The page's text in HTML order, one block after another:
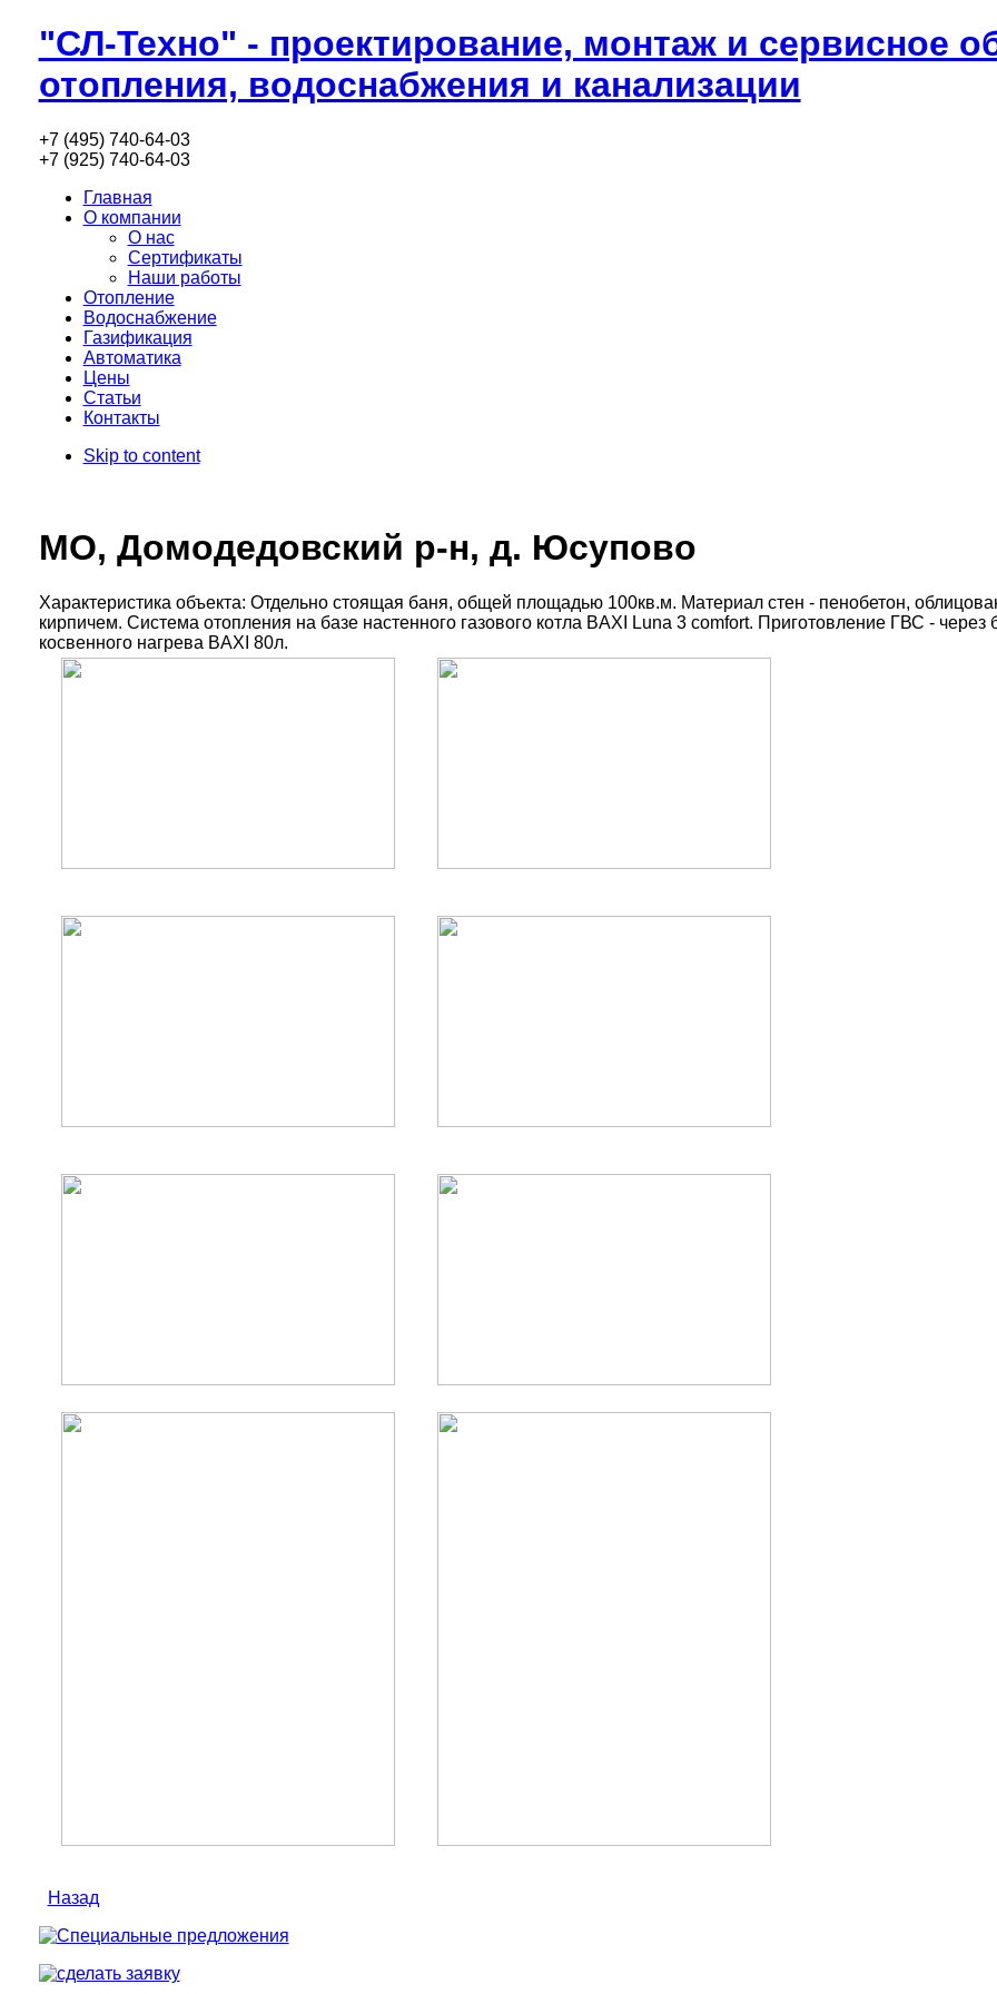
"СЛ-Техно" - проектирование, монтаж и сервисное
отопления, водоснабжения и канализации
+7 (495) 740-64-03
+7 (925) 740-64-03
Главная
О компании
О нас
Сертификаты
Наши работы
Отопление
Водоснабжение
Газификация
Автоматика
Цены
Статьи
Контакты
Skip to content
МО, Домодедовский р-н, д. Юсупово
Характеристика объекта: Отдельно стоящая баня, общей площадью 100кв.м. Материал стен - пенобетон,
кирпичем. Система отопления на базе настенного газового котла BAXI Luna 3 comfort. Приготовление ГВС - через
косвенного нагрева BAXI 80л.
Назад